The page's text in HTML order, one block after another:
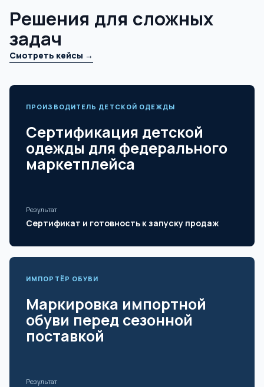
Решения для сложных
задач
Смотреть кейсы →
ПРОИЗВОДИТЕЛЬ ДЕТСКОЙ ОДЕЖДЫ
Сертификация детской
одежды для федерального
маркетплейса
Результат
Сертификат и готовность к запуску продаж
ИМПОРТЁР ОБУВИ
Маркировка импортной
обуви перед сезонной
поставкой
Результат